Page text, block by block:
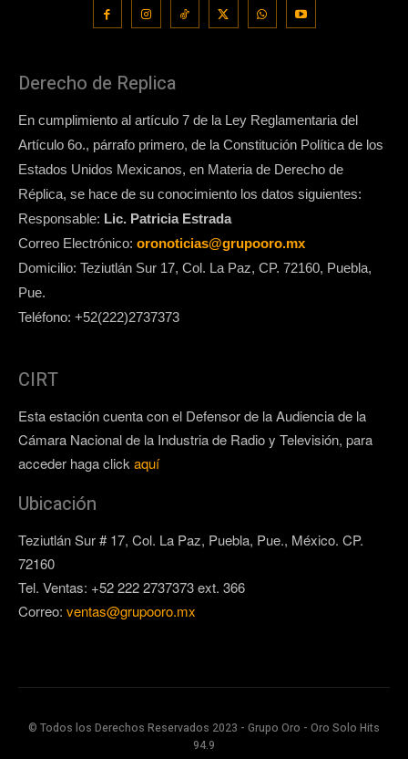
Derecho de Replica
En cumplimiento al artículo 7 de la Ley Reglamentaria del
Artículo 6o., párrafo primero, de la Constitución Política de los
Estados Unidos Mexicanos, en Materia de Derecho de
Réplica, se hace de su conocimiento los datos siguientes:
Responsable: Lic. Patricia Estrada
Correo Electrónico: oronoticias@grupooro.mx
Domicilio: Teziutlán Sur 17, Col. La Paz, CP. 72160, Puebla,
Pue.
Teléfono: +52(222)2737373
CIRT
Esta estación cuenta con el Defensor de la Audiencia de la
Cámara Nacional de la Industria de Radio y Televisión, para
acceder haga click aquí
Ubicación
Teziutlán Sur # 17, Col. La Paz, Puebla, Pue., México. CP.
72160
Tel. Ventas: +52 222 2737373 ext. 366
Correo: ventas@grupooro.mx
© Todos los Derechos Reservados 2023 - Grupo Oro - Oro Solo Hits
94.9